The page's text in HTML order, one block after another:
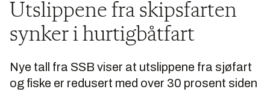
Utslippene fra skipsfarten
synker i hurtigbåtfart
Nye tall fra SSB viser at utslippene fra sjøfart
og fiske er redusert med over 30 prosent siden